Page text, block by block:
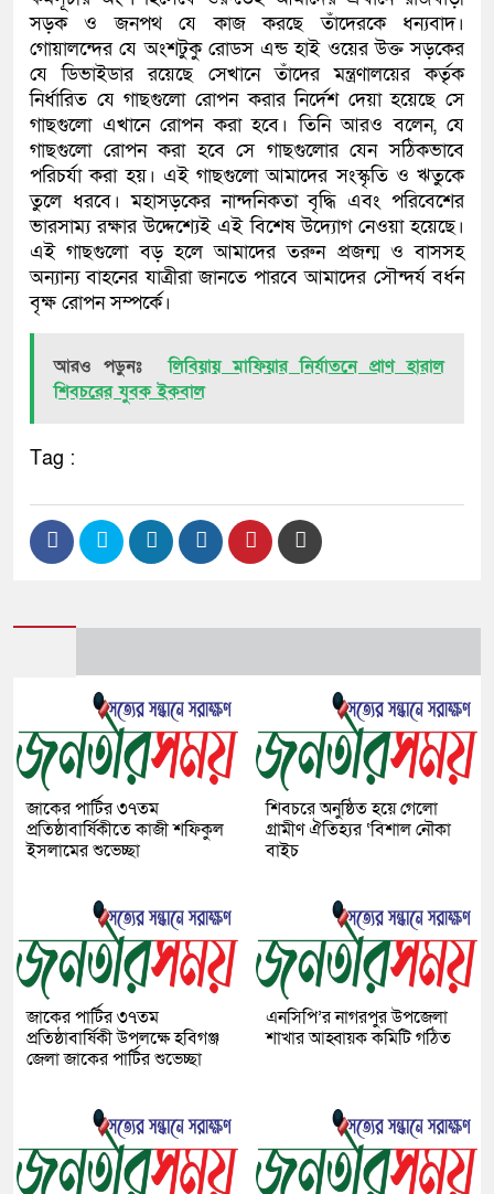
সড়ক ও জনপথ যে কাজ করছে তাঁদেরকে ধন্যবাদ।
গোয়ালন্দের যে অংশটুকু রোডস এন্ড হাই ওয়ের উক্ত সড়কের
যে ডিভাইডার রয়েছে সেখানে তাঁদের মন্ত্রণালয়ের কর্তৃক
নির্ধারিত যে গাছগুলো রোপন করার নির্দেশ দেয়া হয়েছে সে
গাছগুলো এখানে রোপন করা হবে। তিনি আরও বলেন, যে
গাছগুলো রোপন করা হবে সে গাছগুলোর যেন সঠিকভাবে
পরিচর্যা করা হয়। এই গাছগুলো আমাদের সংস্কৃতি ও ঋতুকে
তুলে ধরবে। মহাসড়কের নান্দনিকতা বৃদ্ধি এবং পরিবেশের
ভারসাম্য রক্ষার উদ্দেশ্যেই এই বিশেষ উদ্যোগ নেওয়া হয়েছে।
এই গাছগুলো বড় হলে আমাদের তরুন প্রজন্ম ও বাসসহ
অন্যান্য বাহনের যাত্রীরা জানতে পারবে আমাদের সৌন্দর্য বর্ধন
বৃক্ষ রোপন সম্পর্কে।
আরও পড়ুনঃ
লিবিয়ায় মাফিয়ার নির্যাতনে প্রাণ হারাল
শিবচরের যুবক ইকবাল
Tag :
জাকের পার্টির ৩৭তম
প্রতিষ্ঠাবার্ষিকীতে কাজী শফিকুল
ইসলামের শুভেচ্ছা
শিবচরে অনুষ্ঠিত হয়ে গেলো
গ্রামীণ ঐতিহ্যর ‘বিশাল নৌকা
বাইচ
জাকের পার্টির ৩৭তম
প্রতিষ্ঠাবার্ষিকী উপলক্ষে হবিগঞ্জ
জেলা জাকের পার্টির শুভেচ্ছা
এনসিপি’র নাগরপুর উপজেলা
শাখার আহ্বায়ক কমিটি গঠিত